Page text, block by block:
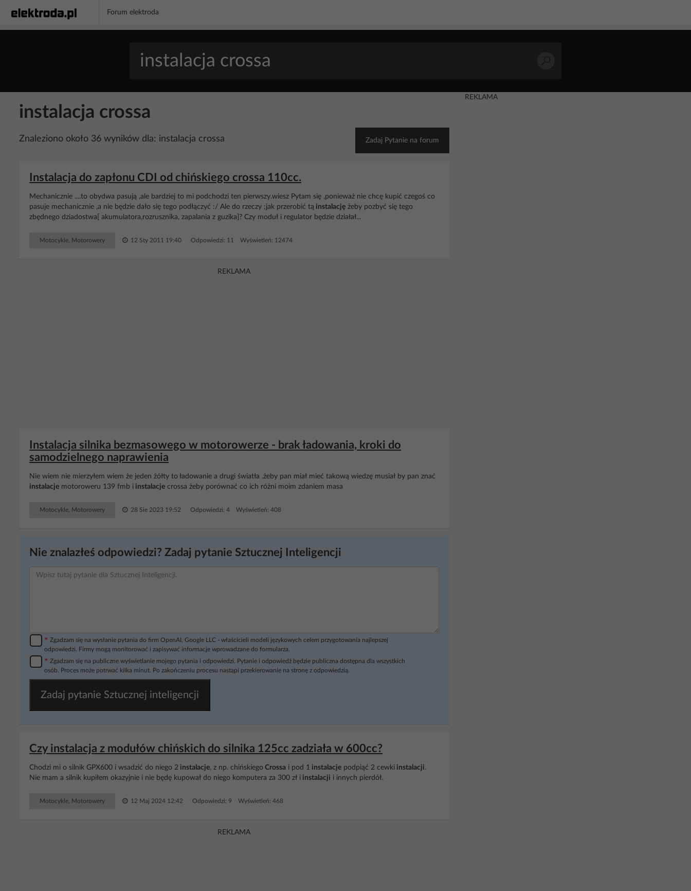
Forum elektroda
instalacja crossa
Znaleziono około 36 wyników dla: instalacja crossa Zadaj Pytanie na forum
Instalacja do zapłonu CDI od chińskiego crossa 110cc.
Mechanicznie ....to obydwa pasują ,ale bardziej to mi podchodzi ten pierwszy.wiesz Pytam się ,ponieważ nie chcę kupić czegoś co
pasuje mechanicznie ,a nie będzie dało się tego podłączyć :/ Ale do rzeczy ;jak przerobić tą instalację żeby pozbyć się tego
zbędnego dziadostwa[ akumulatora,rozrusznika, zapalania z guzika]? Czy moduł i regulator będzie działał...
Motocykle, Motorowery 12 Sty 2011 19:40 Odpowiedzi: 11 Wyświetleń: 12474
REKLAMA
Instalacja silnika bezmasowego w motorowerze - brak ładowania, kroki do
samodzielnego naprawienia
Nie wiem nie mierzyłem wiem że jeden żółty to ładowanie a drugi światła .żeby pan miał mieć takową wiedzę musiał by pan znać
instalacje motoroweru 139 fmb i instalacje crossa żeby porównać co ich różni moim zdaniem masa
Motocykle, Motorowery 28 Sie 2023 19:52 Odpowiedzi: 4 Wyświetleń: 408
Nie znalazłeś odpowiedzi? Zadaj pytanie Sztucznej Inteligencji
* Zgadzam się na wysłanie pytania do firm OpenAI, Google LLC - właścicieli modeli językowych celem przygotowania najlepszej
odpowiedzi. Firmy mogą monitorować i zapisywać informacje wprowadzane do formularza.
* Zgadzam się na publiczne wyświetlanie mojego pytania i odpowiedzi. Pytanie i odpowiedź będzie publiczna dostępna dla wszystkich
osób. Proces może potrwać kilka minut. Po zakończeniu procesu nastąpi przekierowanie na stronę z odpowiedzią.
Zadaj pytanie Sztucznej inteligencji
Czy instalacja z modułów chińskich do silnika 125cc zadziała w 600cc?
Chodzi mi o silnik GPX600 i wsadzić do niego 2 instalacje, z np. chińskiego Crossa i pod 1 instalacje podpiąć 2 cewki instalacji.
Nie mam a silnik kupiłem okazyjnie i nie będę kupował do niego komputera za 300 zł i instalacji i innych pierdół.
Motocykle, Motorowery 12 Maj 2024 12:42 Odpowiedzi: 9 Wyświetleń: 468
REKLAMA
REKLAMA